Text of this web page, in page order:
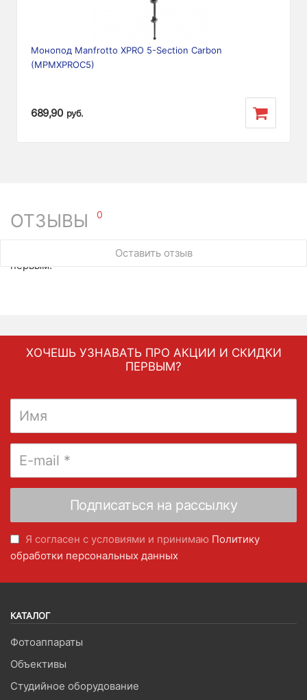
Монопод Manfrotto XPRO 5-Section Carbon
(MPMXPROC5)
689,90 руб.
ОТЗЫВЫ 0
Оставить отзыв
У этого товара нет ни одного отзыва. Вы можете стать
первым.
ХОЧЕШЬ УЗНАВАТЬ ПРО АКЦИИ И СКИДКИ
ПЕРВЫМ?
Я согласен с условиями и принимаю Политику
обработки персональных данных
КАТАЛОГ
Фотоаппараты
Объективы
Студийное оборудование